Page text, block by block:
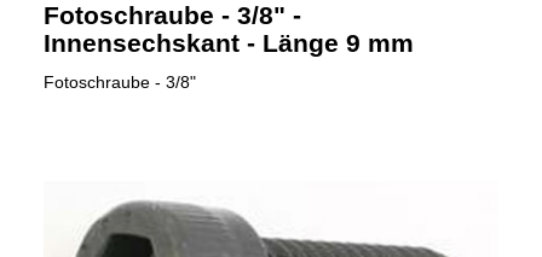
Fotoschraube - 3/8" -
Innensechskant - Länge 9 mm
Fotoschraube - 3/8"